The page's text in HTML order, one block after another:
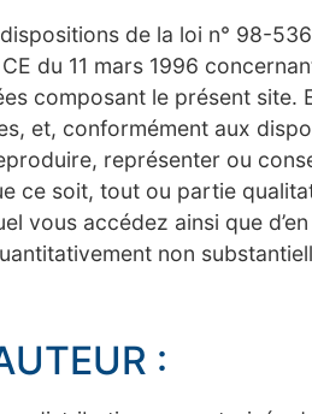
de la loi n° 98-
du 11 mars 1996
composant le présent
et, conformément aux
représenter ou
ce soit, tout ou partie
vous accédez ainsi que
non
: